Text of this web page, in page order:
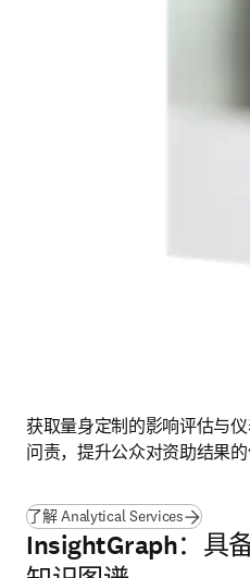
获取量身定制的影响评估与
问责，提升公众对资助结果的
了解 Analytical Services(在新的选
InsightGraph：具